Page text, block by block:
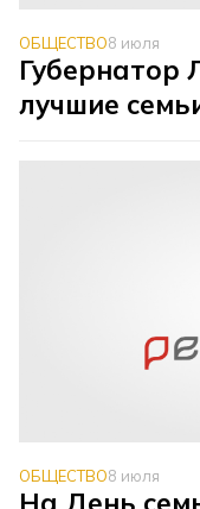
ОБЩЕСТВО8 июля
Губернатор
лучшие
ОБЩЕСТВО8 июля